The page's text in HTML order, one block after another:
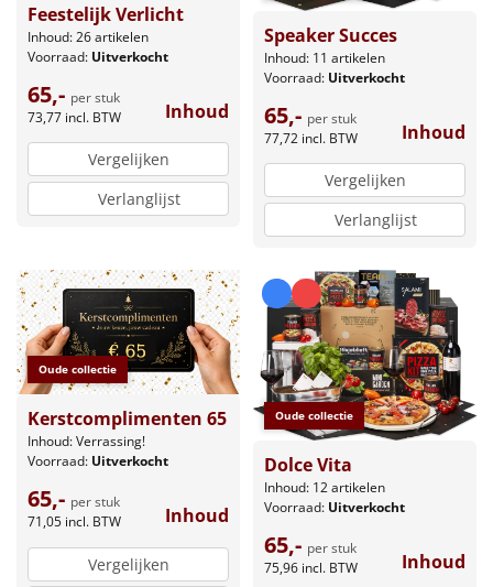
Feestelijk Verlicht
Inhoud: 26 artikelen
Voorraad: Uitverkocht
65,- per stuk
73,77 incl. BTW Inhoud
Vergelijken
Verlanglijst
Speaker Succes
Inhoud: 11 artikelen
Voorraad: Uitverkocht
65,- per stuk
77,72 incl. BTW Inhoud
Vergelijken
Verlanglijst
Oude collectie
Kerstcomplimenten 65
Inhoud: Verrassing!
Voorraad: Uitverkocht
65,- per stuk
71,05 incl. BTW Inhoud
Vergelijken
Oude collectie
Dolce Vita
Inhoud: 12 artikelen
Voorraad: Uitverkocht
65,- per stuk
75,96 incl. BTW Inhoud